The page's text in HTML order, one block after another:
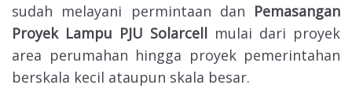
sudah melayani permintaan dan Pemasangan
Proyek Lampu PJU Solarcell mulai dari proyek
area perumahan hingga proyek pemerintahan
berskala kecil ataupun skala besar.